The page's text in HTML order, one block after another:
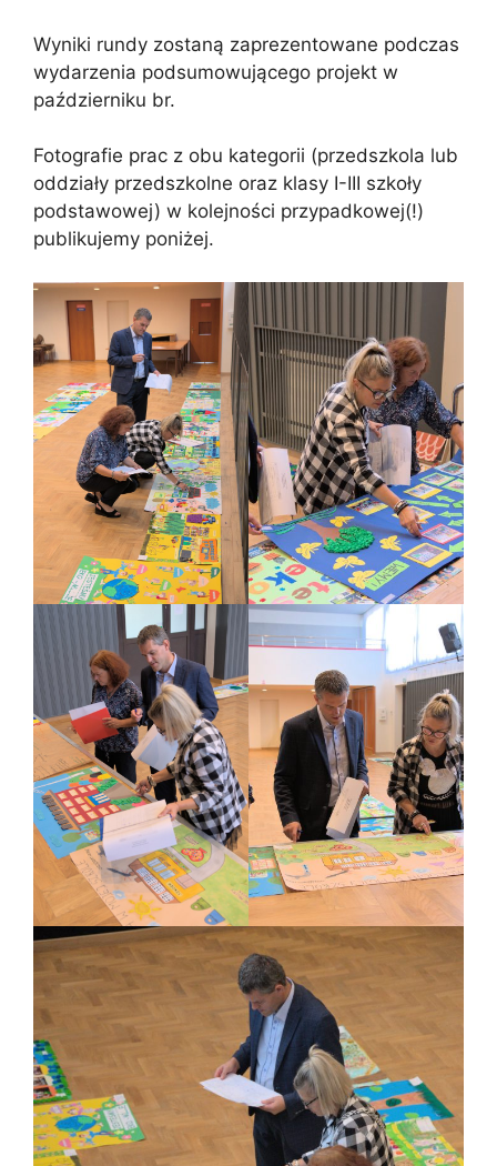
Wyniki rundy zostaną zaprezentowane podczas
wydarzenia podsumowującego projekt w
październiku br.
Fotografie prac z obu kategorii (przedszkola lub
oddziały przedszkolne oraz klasy I-III szkoły
podstawowej) w kolejności przypadkowej(!)
publikujemy poniżej.